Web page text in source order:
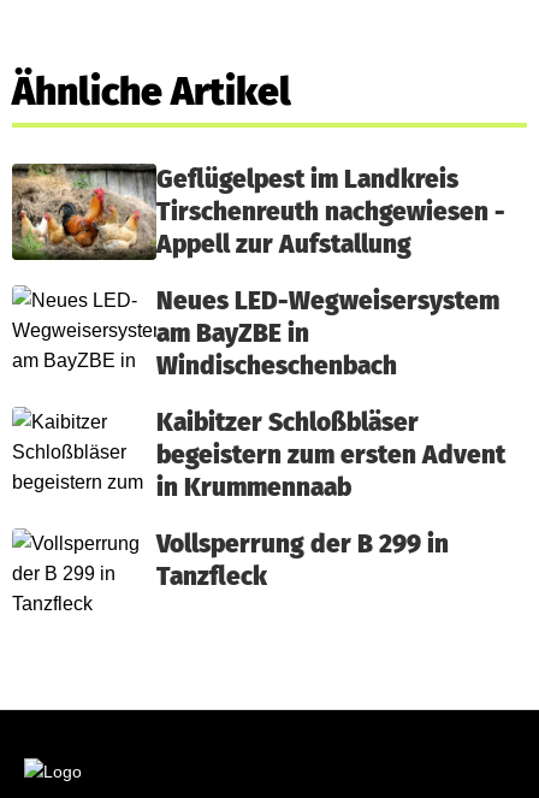
Ähnliche Artikel
Geflügelpest im Landkreis
Tirschenreuth nachgewiesen -
Appell zur Aufstallung
Neues LED-Wegweisersystem
am BayZBE in
Windischeschenbach
Kaibitzer Schloßbläser
begeistern zum ersten Advent
in Krummennaab
Vollsperrung der B 299 in
Tanzfleck